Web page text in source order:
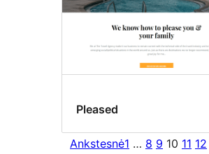
Pleased
Ankstesnė1 … 8 9 10 11 12